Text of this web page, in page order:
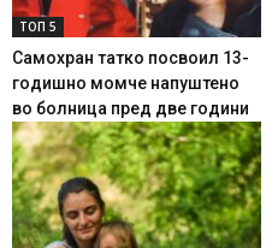
ТОП 5
Самохран татко посвоил 13-
годишно момче напуштено
во болница пред две години